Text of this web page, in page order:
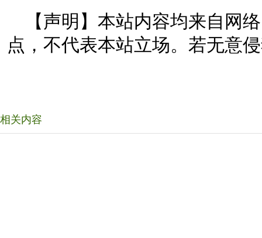
【声明】本站内容均来自网
点，不代表本站立场。若无意
相关内容